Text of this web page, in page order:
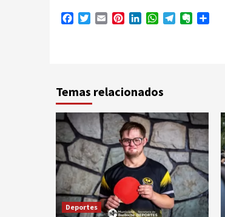
Facebook
Twitter
Email PinterestLinkedInWhatsApp
TelegramEvernote
Temas relacionados
Deportes